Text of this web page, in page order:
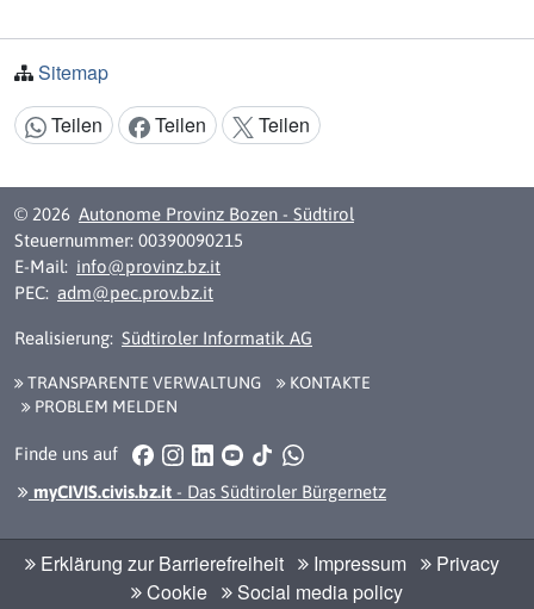
Sitemap
Inhalt teilen:
Teilen Teilen Teilen
© 2026 Autonome Provinz Bozen - Südtirol
Steuernummer: 00390090215
E-Mail: info@provinz.bz.it
PEC: adm@pec.prov.bz.it
Realisierung: Südtiroler Informatik AG
TRANSPARENTE VERWALTUNG
KONTAKTE
PROBLEM MELDEN
Finde uns auf Facebook
Instagram
LinkedInYouTube
TikTokWhatsApp
myCIVIS.civis.bz.it - Das Südtiroler Bürgernetz
Erklärung zur Barrierefreiheit Impressum
Privacy
Cookie
Social media policy